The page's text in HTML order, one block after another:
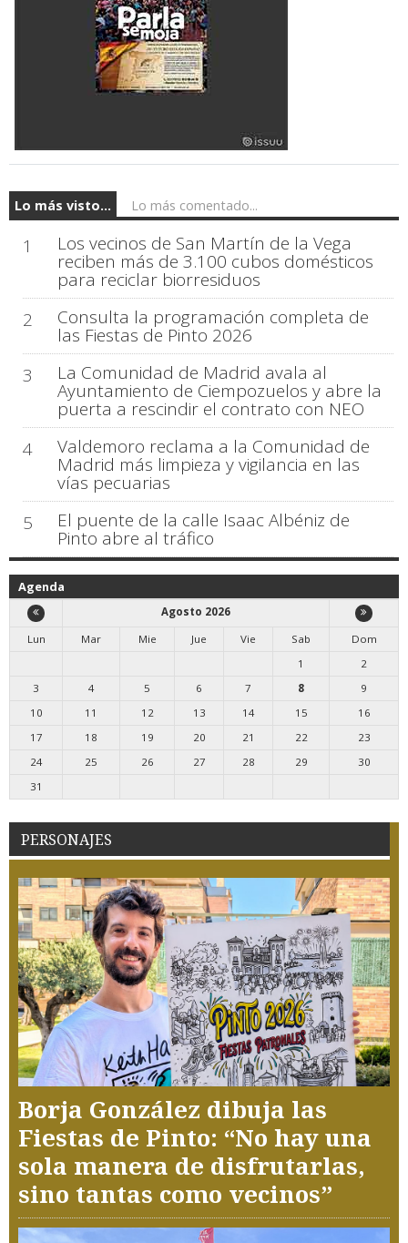
Lo más visto... Lo más comentado...
1 Los vecinos de San Martín de la Vega
reciben más de 3.100 cubos domésticos
para reciclar biorresiduos
2
Consulta la programación completa de
las Fiestas de Pinto 2026
3
La Comunidad de Madrid avala al
Ayuntamiento de Ciempozuelos y abre la
puerta a rescindir el contrato con NEO
4
Valdemoro reclama a la Comunidad de
Madrid más limpieza y vigilancia en las
vías pecuarias
5
El puente de la calle Isaac Albéniz de
Pinto abre al tráfico
Agenda
Agosto 2026
Lun
Mar Mie Jue Vie Sab
Dom
1
2
3
4 5 6 7 8
9
10
11 12 13 14 15
16
17
18 19 20 21 22
23
24
25 26 27 28 29
30
31
PERSONAJES
Borja González dibuja las
Fiestas de Pinto: “No hay una
sola manera de disfrutarlas,
sino tantas como vecinos”